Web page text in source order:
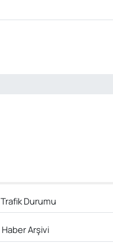
Trafik Durumu
Haber Arşivi